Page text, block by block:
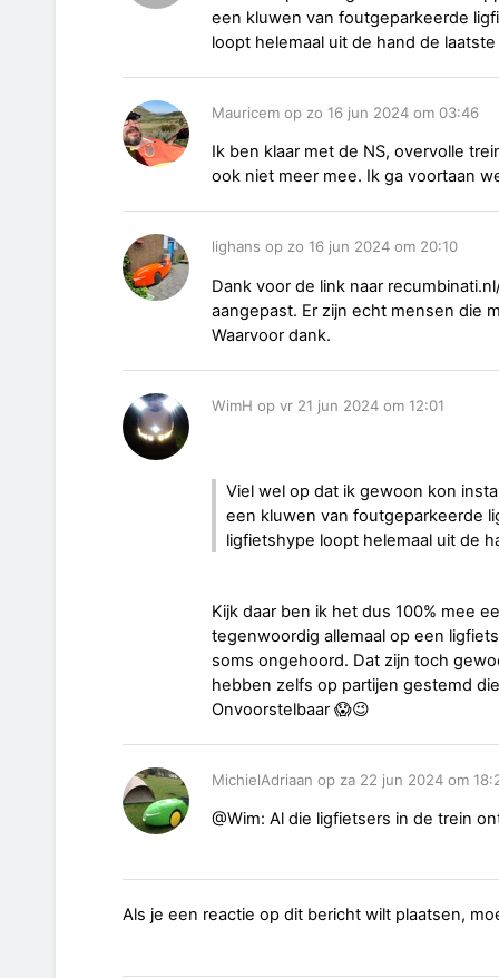
een kluwen van foutgeparkeerde
loopt helemaal uit de hand de laatste
Mauricem op zo 16 jun 2024 om 03:46
Ik ben klaar met de NS, overvolle
ook niet meer mee. Ik ga voortaan
lighans op zo 16 jun 2024 om 20:10
Dank voor de link naar
aangepast. Er zijn echt mensen die
Waarvoor dank.
WimH op vr 21 jun 2024 om 12:01
Viel wel op dat ik gewoon kon
een kluwen van foutgeparkeerde
ligfietshype loopt helemaal uit de
Kijk daar ben ik het dus 100% mee
tegenwoordig allemaal op een
soms ongehoord. Dat zijn toch
hebben zelfs op partijen gestemd
Onvoorstelbaar 😱😉
MichielAdriaan op za 22 jun 2024 om
@Wim: Al die ligfietsers in de trein
Als je een reactie op dit bericht wilt plaatsen,